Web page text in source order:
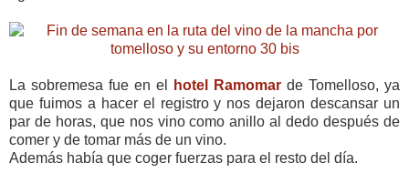
La sobremesa fue en el hotel Ramomar de Tomelloso, ya
que fuimos a hacer el registro y nos dejaron descansar un
par de horas, que nos vino como anillo al dedo después de
comer y de tomar más de un vino.
Además había que coger fuerzas para el resto del día.